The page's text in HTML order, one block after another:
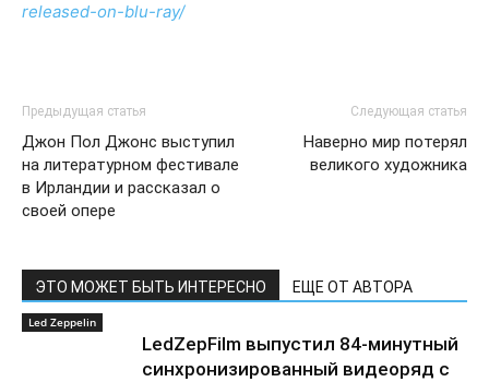
released-on-blu-ray/
Предыдущая статья
Джон Пол Джонс выступил
на литературном фестивале
в Ирландии и рассказал о
своей опере
Следующая статья
Наверно мир потерял
великого художника
ЭТО МОЖЕТ БЫТЬ ИНТЕРЕСНО ЕЩЕ ОТ АВТОРА
Led Zeppelin
LedZepFilm выпустил 84-минутный
синхронизированный видеоряд с